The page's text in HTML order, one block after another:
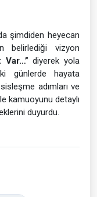
şimdiden heyecan
belirlediği vizyon
Var…” diyerek yola
günlerde hayata
adımları ve
kamuoyunu detaylı
duyurdu.